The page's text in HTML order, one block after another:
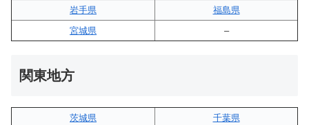
岩手県
福島県
宮城県
–
関東地方
茨城県
千葉県